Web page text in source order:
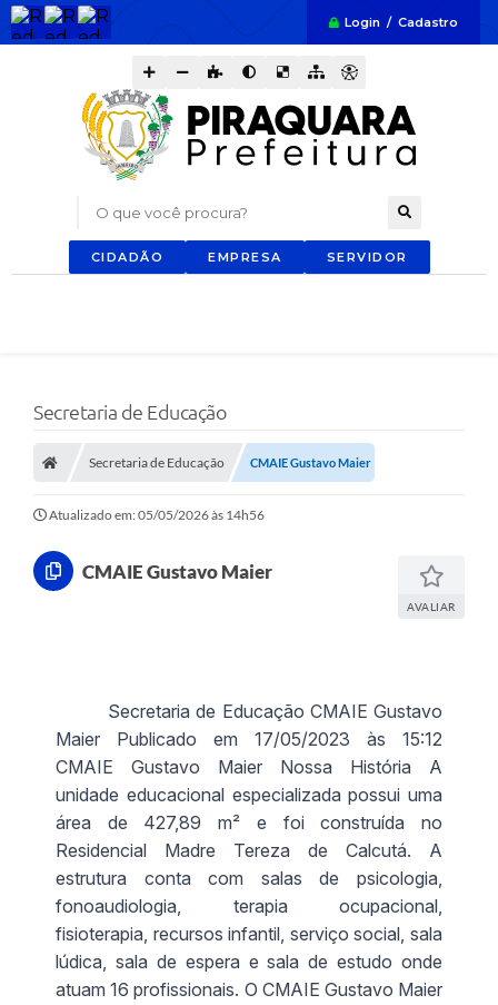
Login / Cadastro
O que você procura?
CIDADÃO EMPRESA SERVIDOR
Secretaria de Educação
Secretaria de Educação CMAIE Gustavo Maier
Atualizado em: 05/05/2026 às 14h56
CMAIE Gustavo Maier
AVALIAR
Secretaria de Educação CMAIE Gustavo
Maier Publicado em 17/05/2023 às 15:12
CMAIE Gustavo Maier Nossa História A
unidade educacional especializada possui uma
área de 427,89 m² e foi construída no
Residencial Madre Tereza de Calcutá. A
estrutura conta com salas de psicologia,
fonoaudiologia, terapia ocupacional,
fisioterapia, recursos infantil, serviço social, sala
lúdica, sala de espera e sala de estudo onde
atuam 16 profissionais. O CMAIE Gustavo Maier